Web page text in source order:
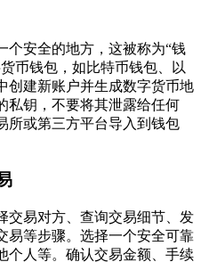
个安全的地方，这被称为“钱
币钱包，如比特币钱包、以
创建新账户并生成数字货币地
私钥，不要将其泄露给任何
所或第三方平台导入到钱包
交易对方、查询交易细节、发
易等步骤。选择一个安全可靠
个人等。确认交易金额、手续